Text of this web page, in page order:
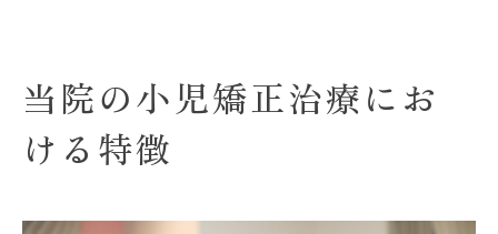
当院の小児矯正治療にお
ける特徴